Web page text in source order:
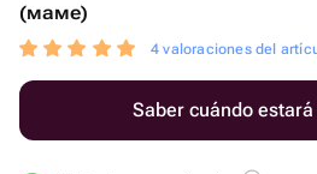
(маме)
4 valoraciones del
Saber cuándo